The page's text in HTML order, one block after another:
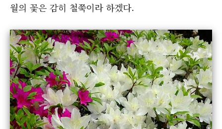
월의 꽃은 감히 철쭉이라 하겠다.